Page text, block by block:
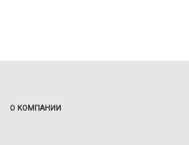
О КОМПАНИИ